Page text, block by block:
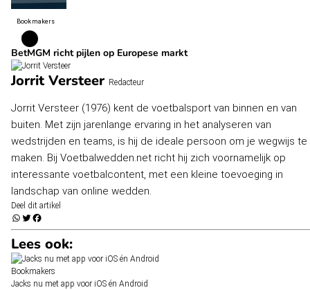
Bookmakers
BetMGM richt pijlen op Europese markt
Jorrit Versteer Redacteur
Jorrit Versteer (1976) kent de voetbalsport van binnen en van
buiten. Met zijn jarenlange ervaring in het analyseren van
wedstrijden en teams, is hij de ideale persoon om je wegwijs te
maken. Bij Voetbalwedden.net richt hij zich voornamelijk op
interessante voetbalcontent, met een kleine toevoeging in
landschap van online wedden.
Deel dit artikel
Lees ook:
Bookmakers
Jacks nu met app voor iOS én Android